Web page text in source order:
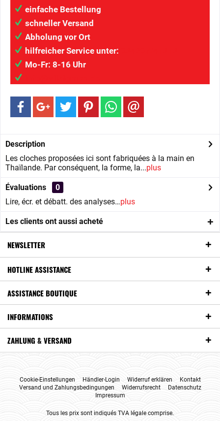
einfache Bestellung
schneller Versand
Abholung vor Ort
hilfreicher Service unter:
Mo-Fr: 8-16 Uhr
Description
Les cloches proposées ici sont fabriquées à la main en
Thaïlande. Par conséquent, la forme, la...plus
Évaluations
0
Lire, écr. et débatt. des analyses…plus
Les clients ont aussi acheté
NEWSLETTER
HOTLINE ASSISTANCE
ASSISTANCE BOUTIQUE
INFORMATIONS
ZAHLUNG & VERSAND
Cookie-Einstellungen Händler-Login Widerruf erklären
Kontakt
Versand und Zahlungsbedingungen
Widerrufsrecht
Datenschutz
Impressum
Tous les prix sont indiqués TVA légale comprise.